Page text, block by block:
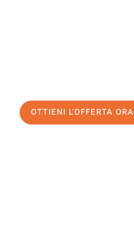
OTTIENI L'OFFERTA ORA